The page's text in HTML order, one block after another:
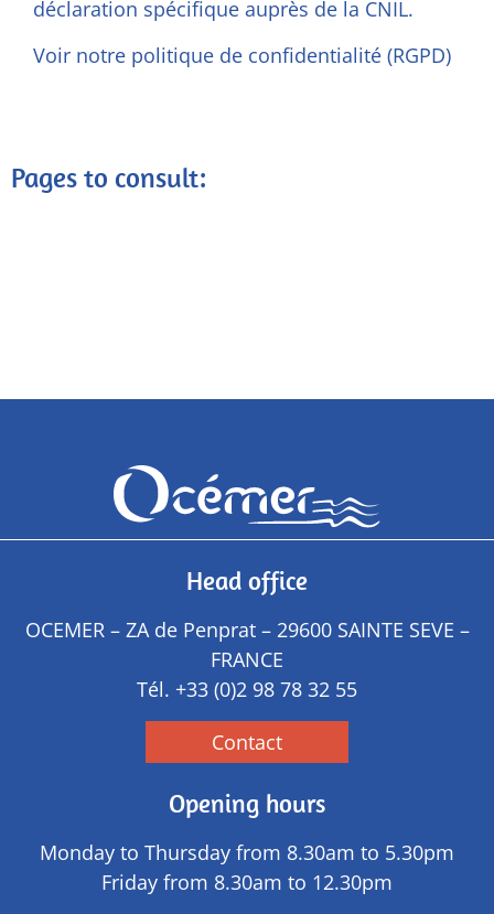
déclaration spécifique auprès de la CNIL.
Voir notre politique de confidentialité (RGPD)
Pages to consult:
Head office
OCEMER – ZA de Penprat – 29600 SAINTE SEVE –
FRANCE
Tél. +33 (0)2 98 78 32 55
Contact
Opening hours
Monday to Thursday from 8.30am to 5.30pm
Friday from 8.30am to 12.30pm